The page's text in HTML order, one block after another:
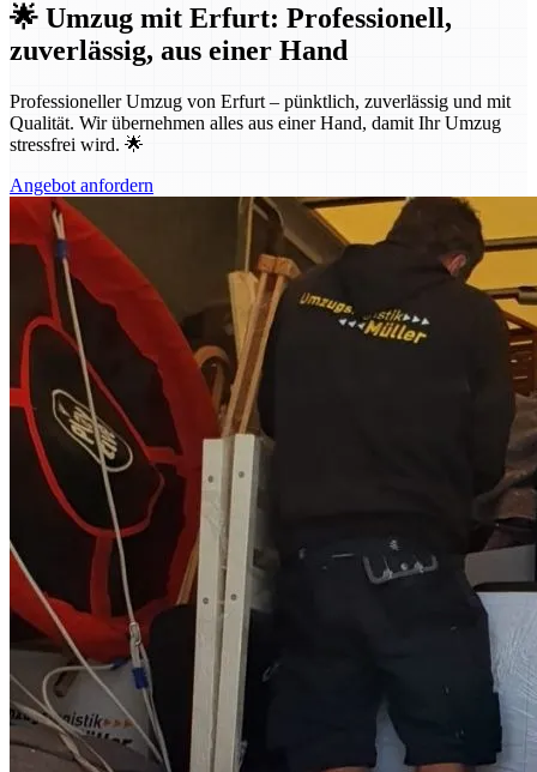
🌟 Umzug mit Erfurt: Professionell,
zuverlässig, aus einer Hand
Professioneller Umzug von Erfurt – pünktlich, zuverlässig und mit
Qualität. Wir übernehmen alles aus einer Hand, damit Ihr Umzug
stressfrei wird. 🌟
Angebot anfordern